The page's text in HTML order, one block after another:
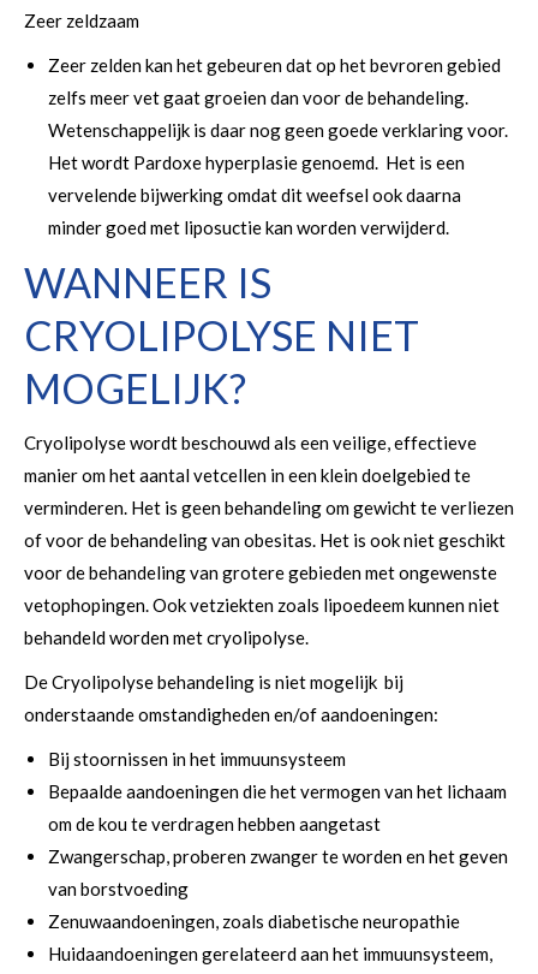
Zeer zeldzaam
Zeer zelden kan het gebeuren dat op het bevroren gebied
zelfs meer vet gaat groeien dan voor de behandeling.
Wetenschappelijk is daar nog geen goede verklaring voor.
Het wordt Pardoxe hyperplasie genoemd. Het is een
vervelende bijwerking omdat dit weefsel ook daarna
minder goed met liposuctie kan worden verwijderd.
WANNEER IS
CRYOLIPOLYSE NIET
MOGELIJK?
Cryolipolyse wordt beschouwd als een veilige, effectieve
manier om het aantal vetcellen in een klein doelgebied te
verminderen. Het is geen behandeling om gewicht te verliezen
of voor de behandeling van obesitas. Het is ook niet geschikt
voor de behandeling van grotere gebieden met ongewenste
vetophopingen. Ook vetziekten zoals lipoedeem kunnen niet
behandeld worden met cryolipolyse.
De Cryolipolyse behandeling is niet mogelijk bij
onderstaande omstandigheden en/of aandoeningen:
Bij stoornissen in het immuunsysteem
Bepaalde aandoeningen die het vermogen van het lichaam
om de kou te verdragen hebben aangetast
Zwangerschap, proberen zwanger te worden en het geven
van borstvoeding
Zenuwaandoeningen, zoals diabetische neuropathie
Huidaandoeningen gerelateerd aan het immuunsysteem,